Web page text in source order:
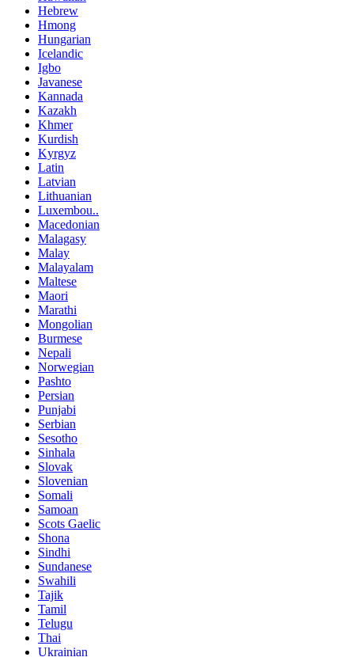
Hebrew
Hmong
Hungarian
Icelandic
Igbo
Javanese
Kannada
Kazakh
Khmer
Kurdish
Kyrgyz
Latin
Latvian
Lithuanian
Luxembou..
Macedonian
Malagasy
Malay
Malayalam
Maltese
Maori
Marathi
Mongolian
Burmese
Nepali
Norwegian
Pashto
Persian
Punjabi
Serbian
Sesotho
Sinhala
Slovak
Slovenian
Somali
Samoan
Scots Gaelic
Shona
Sindhi
Sundanese
Swahili
Tajik
Tamil
Telugu
Thai
Ukrainian